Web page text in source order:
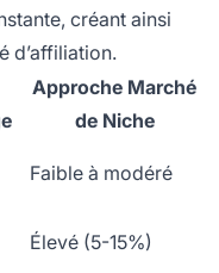
créant ainsi
d’affiliation.
Approche Marché
de Niche
Faible à modéré
Élevé (5-15%)